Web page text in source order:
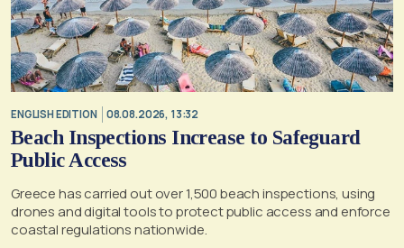
ENGLISH EDITION 08.08.2026, 13:32
Beach Inspections Increase to Safeguard
Public Access
Greece has carried out over 1,500 beach inspections, using
drones and digital tools to protect public access and enforce
coastal regulations nationwide.